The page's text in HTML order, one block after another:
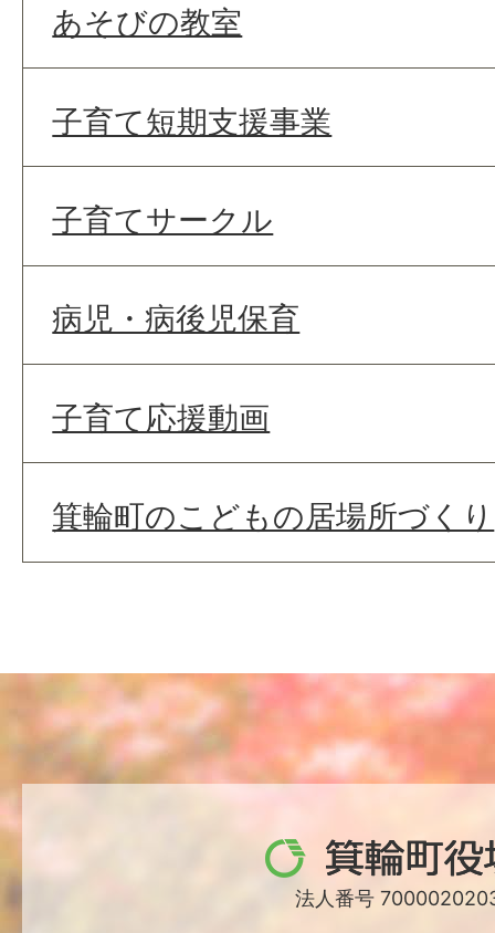
あそびの教室
子育て短期支援事業
子育てサークル
病児・病後児保育
子育て応援動画
箕輪町のこどもの居場所づくり
箕
輪法人番号